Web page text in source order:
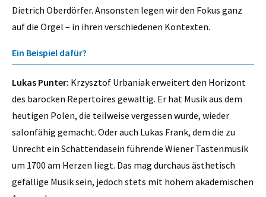
Dietrich Oberdörfer. Ansonsten legen wir den Fokus ganz
auf die Orgel – in ihren verschiedenen Kontexten.
Ein Beispiel dafür?
Lukas Punter: Krzysztof Urbaniak erweitert den Horizont
des barocken Repertoires gewaltig. Er hat Musik aus dem
heutigen Polen, die teilweise vergessen wurde, wieder
salonfähig gemacht. Oder auch Lukas Frank, dem die zu
Unrecht ein Schattendasein führende Wiener Tastenmusik
um 1700 am Herzen liegt. Das mag durchaus ästhetisch
gefällige Musik sein, jedoch stets mit hohem akademischen